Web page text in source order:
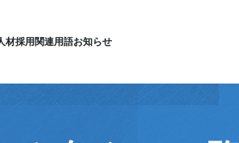
材採用関連用語お知らせ